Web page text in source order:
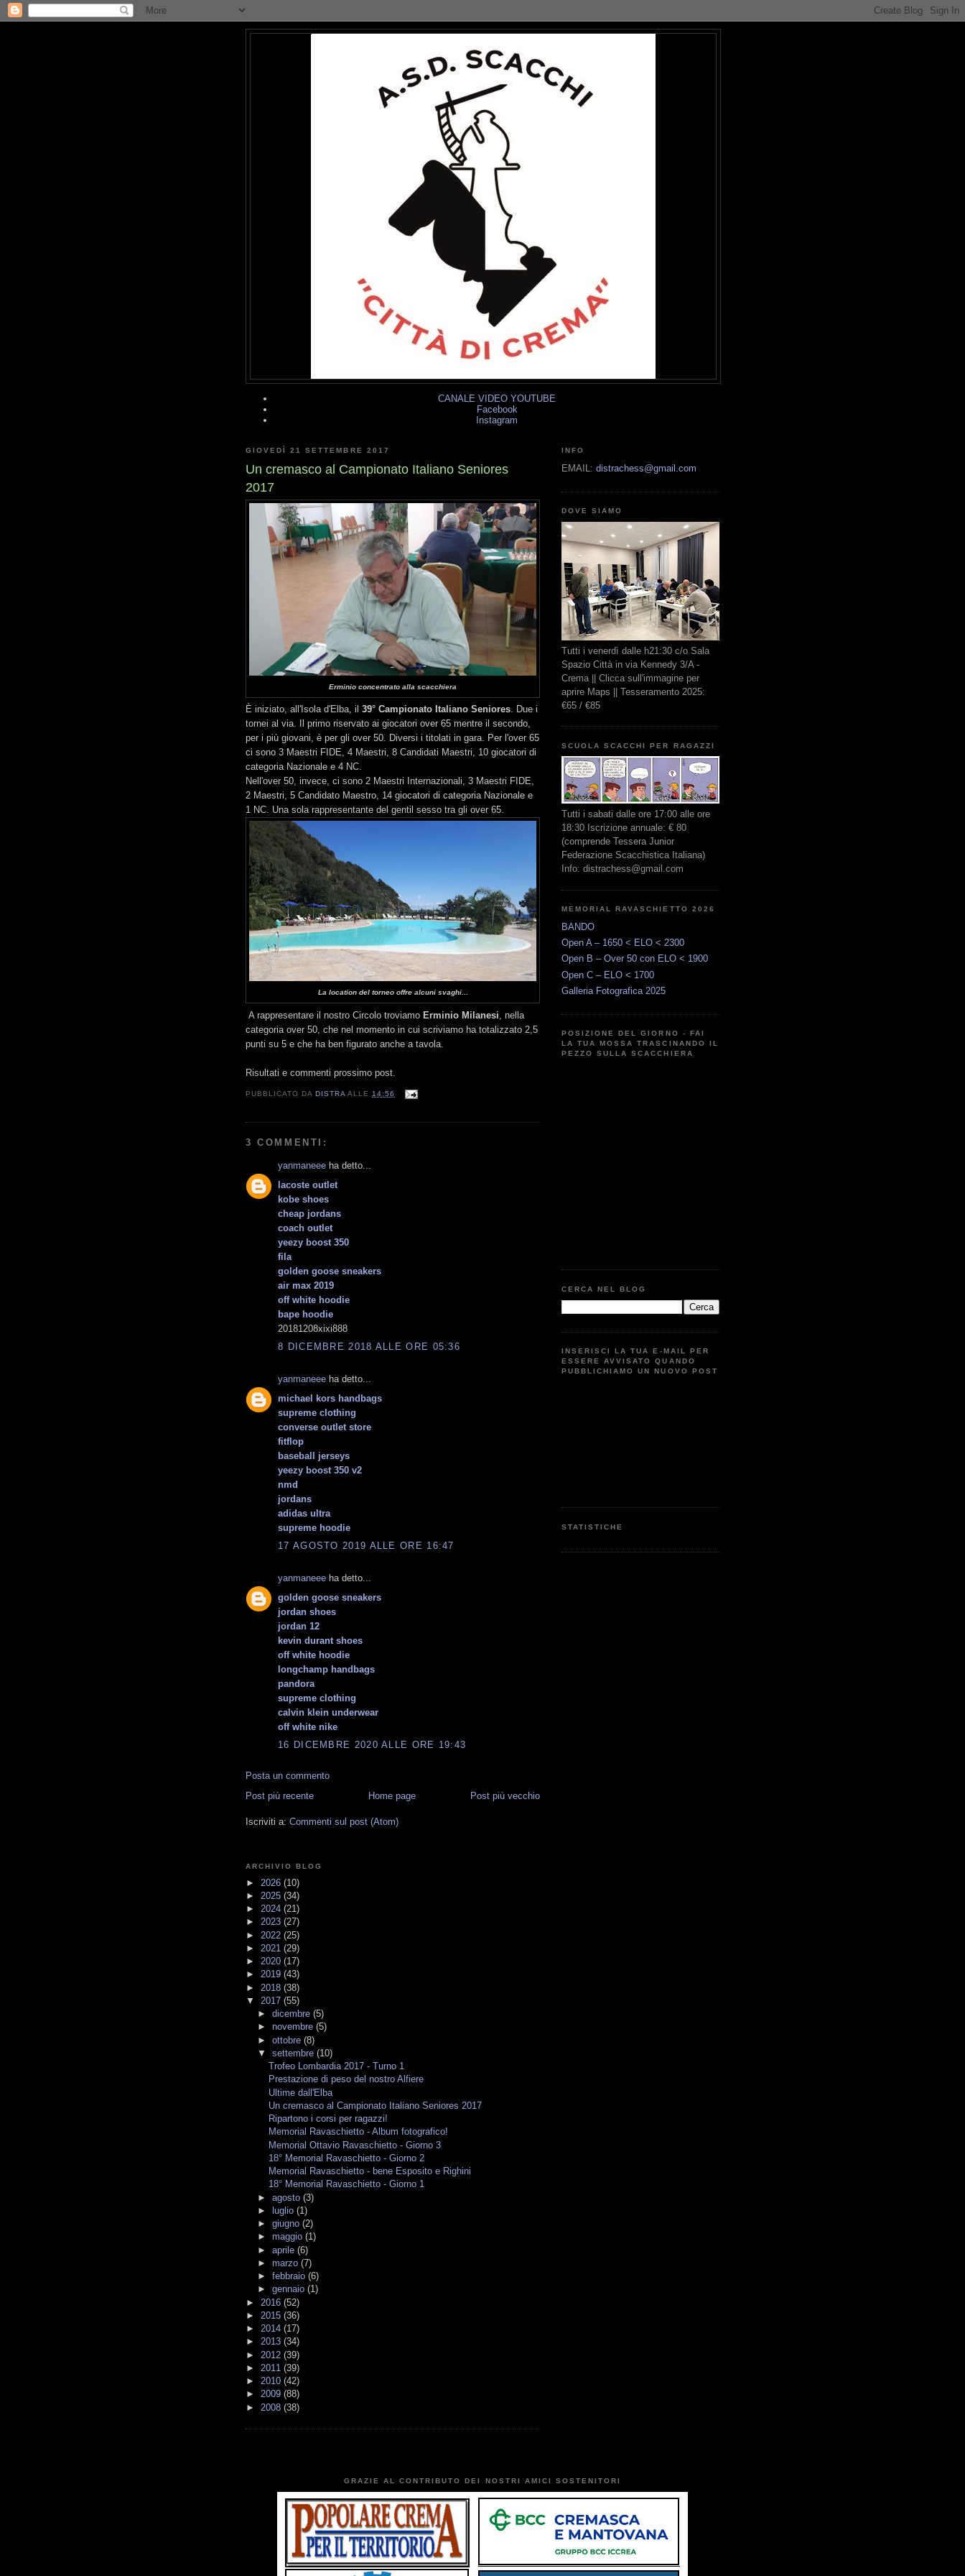
CANALE VIDEO YOUTUBE
Facebook
Instagram
GIOVEDÌ 21 SETTEMBRE 2017
Un cremasco al Campionato Italiano Seniores
2017
Erminio concentrato alla scacchiera
È iniziato, all'Isola d'Elba, il 39° Campionato Italiano Seniores. Due i
tornei al via. Il primo riservato ai giocatori over 65 mentre il secondo,
per i più giovani, è per gli over 50. Diversi i titolati in gara. Per l'over 65
ci sono 3 Maestri FIDE, 4 Maestri, 8 Candidati Maestri, 10 giocatori di
categoria Nazionale e 4 NC.
Nell'over 50, invece, ci sono 2 Maestri Internazionali, 3 Maestri FIDE,
2 Maestri, 5 Candidato Maestro, 14 giocatori di categoria Nazionale e
1 NC. Una sola rappresentante del gentil sesso tra gli over 65.
La location del torneo offre alcuni svaghi...
A rappresentare il nostro Circolo troviamo Erminio Milanesi , nella
categoria over 50, che nel momento in cui scriviamo ha totalizzato 2,5
punti su 5 e che ha ben figurato anche a tavola.
Risultati e commenti prossimo post.
PUBBLICATO DA DISTRA ALLE14:56
3 COMMENTI:
yanmaneee ha detto...
lacoste outlet
kobe shoes
cheap jordans
coach outlet
yeezy boost 350
fila
golden goose sneakers
air max 2019
off white hoodie
bape hoodie
20181208xixi888
8 DICEMBRE 2018 ALLE ORE 05:36
yanmaneee ha detto...
michael kors handbags
supreme clothing
converse outlet store
fitflop
baseball jerseys
yeezy boost 350 v2
nmd
jordans
adidas ultra
supreme hoodie
17 AGOSTO 2019 ALLE ORE 16:47
yanmaneee ha detto...
golden goose sneakers
jordan shoes
jordan 12
kevin durant shoes
off white hoodie
longchamp handbags
pandora
supreme clothing
calvin klein underwear
off white nike
16 DICEMBRE 2020 ALLE ORE 19:43
Posta un commento
Post più recente
Post più vecchio
Home page
Iscriviti a: Commenti sul post (Atom)
ARCHIVIO BLOG
► 2026 (10)
► 2025 (34)
► 2024 (21)
► 2023 (27)
► 2022 (25)
► 2021 (29)
► 2020 (17)
► 2019 (43)
► 2018 (38)
▼ 2017 (55)
► dicembre (5)
► novembre (5)
► ottobre (8)
▼ settembre (10)
Trofeo Lombardia 2017 - Turno 1
Prestazione di peso del nostro Alfiere
Ultime dall'Elba
Un cremasco al Campionato Italiano Seniores 2017
Ripartono i corsi per ragazzi!
Memorial Ravaschietto - Album fotografico!
Memorial Ottavio Ravaschietto - Giorno 3
18° Memorial Ravaschietto - Giorno 2
Memorial Ravaschietto - bene Esposito e Righini
18° Memorial Ravaschietto - Giorno 1
► agosto (3)
►
luglio (1)
► giugno (2)
► maggio (1)
► aprile (6)
► marzo (7)
► febbraio (6)
► gennaio (1)
► 2016 (52)
► 2015 (36)
► 2014 (17)
► 2013 (34)
► 2012 (39)
► 2011 (39)
► 2010 (42)
► 2009 (88)
► 2008 (38)
INFO
EMAIL: distrachess@gmail.com
DOVE SIAMO
Tutti i venerdì dalle h21:30 c/o Sala
Spazio Città in via Kennedy 3/A -
Crema || Clicca sull'immagine per
aprire Maps || Tesseramento 2025:
€65 / €85
SCUOLA SCACCHI PER RAGAZZI
Tutti i sabati dalle ore 17:00 alle ore
18:30 Iscrizione annuale: € 80
(comprende Tessera Junior
Federazione Scacchistica Italiana)
Info: distrachess@gmail.com
MEMORIAL RAVASCHIETTO 2026
BANDO
Open A – 1650 < ELO < 2300
Open B – Over 50 con ELO < 1900
Open C – ELO < 1700
Galleria Fotografica 2025
POSIZIONE DEL GIORNO - FAI
LA TUA MOSSA TRASCINANDO IL
PEZZO SULLA SCACCHIERA
CERCA NEL BLOG
INSERISCI LA TUA E-MAIL PER
ESSERE AVVISATO QUANDO
PUBBLICHIAMO UN NUOVO POST
STATISTICHE
GRAZIE AL CONTRIBUTO DEI NOSTRI AMICI SOSTENITORI